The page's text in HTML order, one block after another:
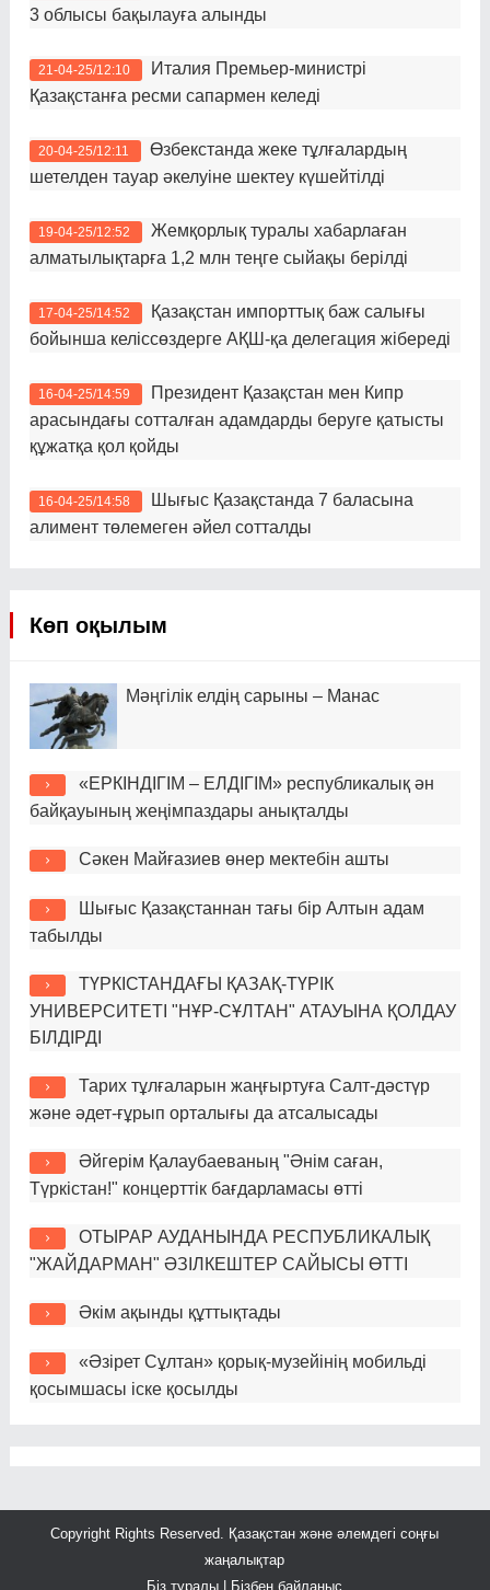
3 облысы бақылауға алынды
21-04-25/12:10
Италия Премьер-министрі
Қазақстанға ресми сапармен келеді
20-04-25/12:11
Өзбекстанда жеке тұлғалардың
шетелден тауар әкелуіне шектеу күшейтілді
19-04-25/12:52
Жемқорлық туралы хабарлаған
алматылықтарға 1,2 млн теңге сыйақы берілді
17-04-25/14:52
Қазақстан импорттық баж салығы
бойынша келіссөздерге АҚШ-қа делегация жібереді
16-04-25/14:59
Президент Қазақстан мен Кипр
арасындағы сотталған адамдарды беруге қатысты
құжатқа қол қойды
16-04-25/14:58
Шығыс Қазақстанда 7 баласына
алимент төлемеген әйел сотталды
Көп оқылым
Мәңгілік елдің сарыны – Манас
«ЕРКІНДІГІМ – ЕЛДІГІМ» республикалық ән
байқауының жеңімпаздары анықталды
Сәкен Майғазиев өнер мектебін ашты
Шығыс Қазақстаннан тағы бір Алтын адам
табылды
ТҮРКІСТАНДАҒЫ ҚАЗАҚ-ТҮРІК
УНИВЕРСИТЕТІ "НҰР-СҰЛТАН" АТАУЫНА ҚОЛДАУ
БІЛДІРДІ
Тарих тұлғаларын жаңғыртуға Салт-дәстүр
және әдет-ғұрып орталығы да атсалысады
Әйгерім Қалаубаеваның "Әнім саған,
Түркістан!" концерттік бағдарламасы өтті
ОТЫРАР АУДАНЫНДА РЕСПУБЛИКАЛЫҚ
"ЖАЙДАРМАН" ӘЗІЛКЕШТЕР САЙЫСЫ ӨТТІ
Әкім ақынды құттықтады
«Әзірет Сұлтан» қорық-музейінің мобильді
қосымшасы іске қосылды
Copyright Rights Reserved. Қазақстан және әлемдегі соңғы
жаңалықтар
Біз туралы |
Бізбен байланыс